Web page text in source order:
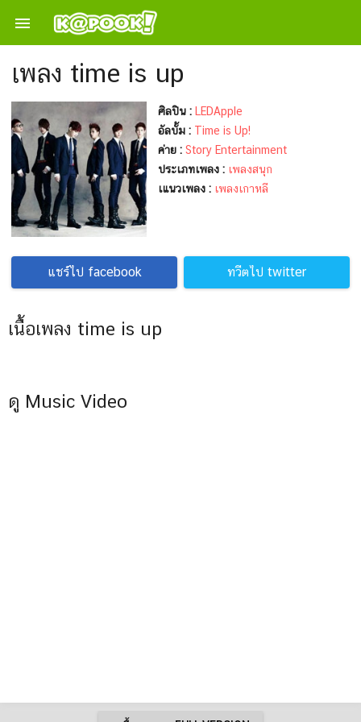

เพลง time is up
ศิลปิน :
LEDApple
อัลบั้ม : Time is Up!
ค่าย : Story Entertainment
ประเภทเพลง : เพลงสนุก
เแนวเพลง : เพลงเกาหลี
แชร์ไป facebook ทวีตไป twitter
เนื้อเพลง time is up
ดู Music Video